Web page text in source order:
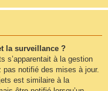
la surveillance ?
s’apparentait à la gestion
pas notifié des mises à jour.
est similaire à la